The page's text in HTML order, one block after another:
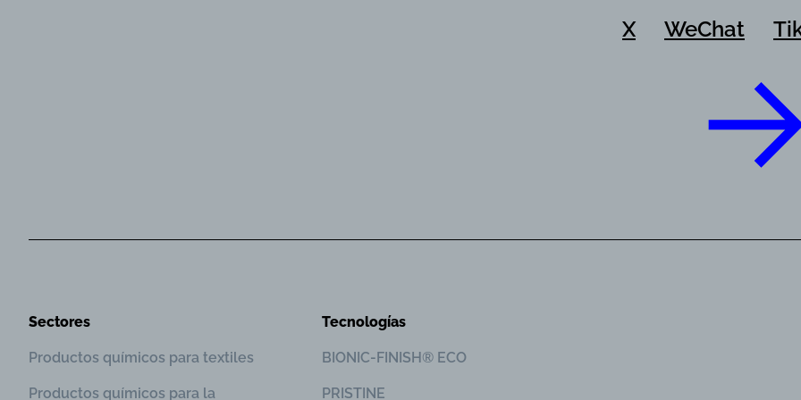
X WeChat
Sectores
Productos químicos para textiles
Productos químicos para la
Tecnologías
BIONIC-FINISH® ECO
PRISTINE